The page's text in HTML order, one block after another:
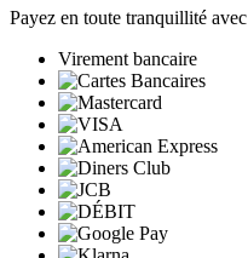
Payez en toute tranquillité avec
Virement bancaire